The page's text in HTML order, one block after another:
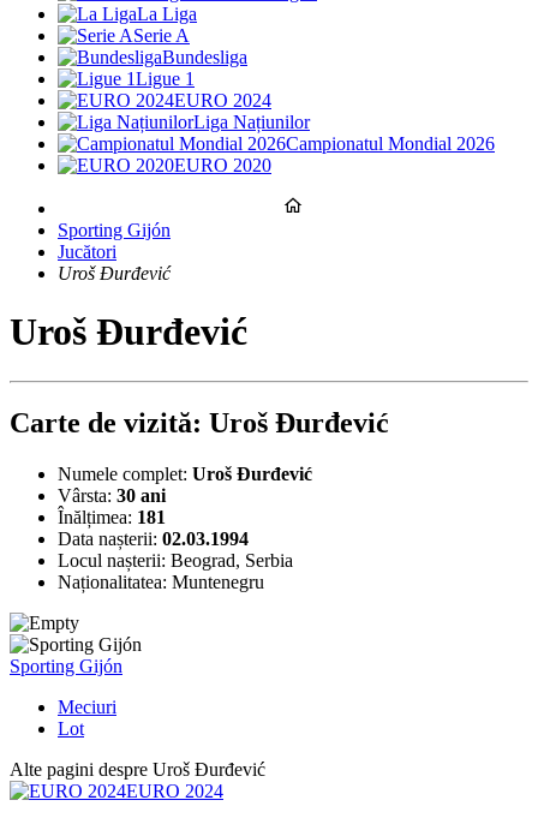
La Liga
Serie A
Bundesliga
Ligue 1
EURO 2024
Liga Națiunilor
Campionatul Mondial 2026
EURO 2020
Sporting Gijón
Jucători
Uroš Đurđević
Uroš Đurđević
Carte de vizită: Uroš Đurđević
Numele complet: Uroš Đurđević
Vârsta: 30 ani
Înălțimea: 181
Data nașterii: 02.03.1994
Locul nașterii: Beograd, Serbia
Naționalitatea: Muntenegru
Sporting Gijón
Meciuri
Lot
Alte pagini despre Uroš Đurđević
EURO 2024